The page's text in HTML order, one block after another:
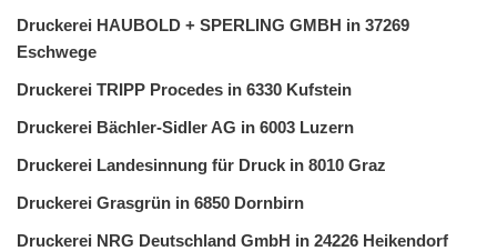
Druckerei HAUBOLD + SPERLING GMBH in 37269
Eschwege
Druckerei TRIPP Procedes in 6330 Kufstein
Druckerei Bächler-Sidler AG in 6003 Luzern
Druckerei Landesinnung für Druck in 8010 Graz
Druckerei Grasgrün in 6850 Dornbirn
Druckerei NRG Deutschland GmbH in 24226 Heikendorf